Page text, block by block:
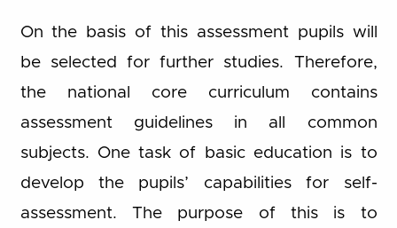
On the basis of this assessment pupils will
be selected for further studies. Therefore,
the national core curriculum contains
assessment guidelines in all common
subjects. One task of basic education is to
develop the pupils’ capabilities for self-
assessment. The purpose of this is to